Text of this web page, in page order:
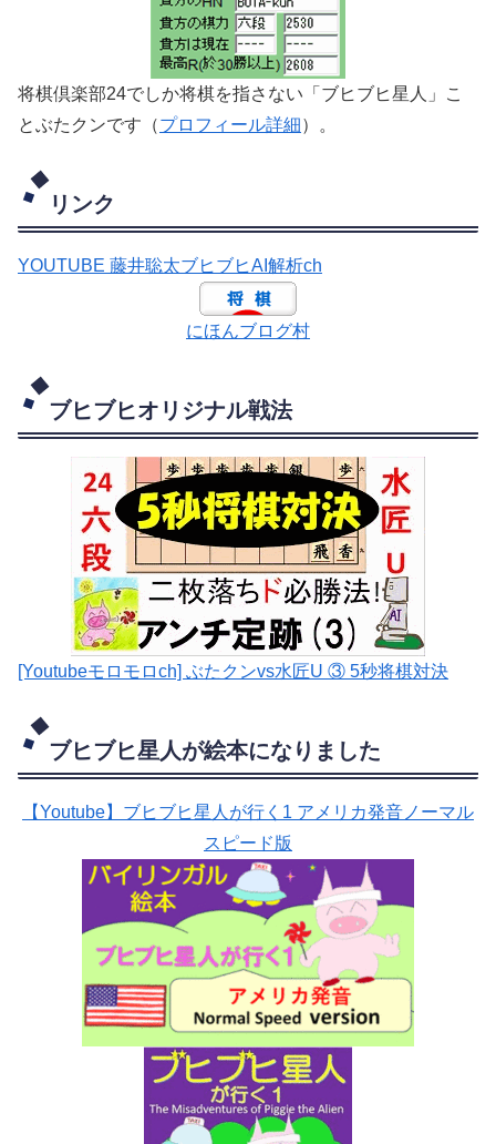
将棋倶楽部24でしか将棋を指さない「ブヒブヒ星人」こ
とぶたクンです（プロフィール詳細）。
リンク
YOUTUBE 藤井聡太ブヒブヒAI解析ch
にほんブログ村
ブヒブヒオリジナル戦法
[Youtubeモロモロch] ぶたクンvs水匠U ③ 5秒将棋対決
ブヒブヒ星人が絵本になりました
【Youtube】ブヒブヒ星人が行く1 アメリカ発音ノーマル
スピード版